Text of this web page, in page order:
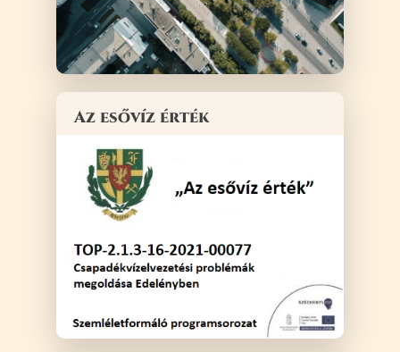
Az esővíz érték